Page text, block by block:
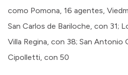
como Pomona, 16 agentes,
San Carlos de Bariloche, con 31;
Villa Regina, con 38; San Antonio
Cipolletti, con 50